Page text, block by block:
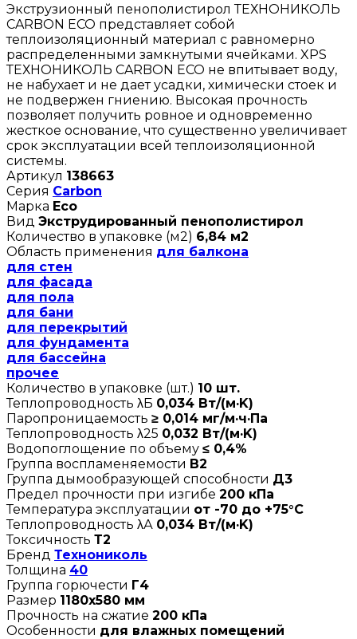
Экструзионный пенополистирол ТЕХНОНИКОЛЬ
CARBON ECO представляет собой
теплоизоляционный материал с равномерно
распределенными замкнутыми ячейками. XPS
ТЕХНОНИКОЛЬ CARBON ECO не впитывает воду,
не набухает и не дает усадки, химически стоек и
не подвержен гниению. Высокая прочность
позволяет получить ровное и одновременно
жесткое основание, что существенно увеличивает
срок эксплуатации всей теплоизоляционной
системы.
Артикул 138663
Серия Carbon
Марка Eco
Вид Экструдированный пенополистирол
Количество в упаковке (м2) 6,84 м2
Область применения для балкона
для стен
для фасада
для пола
для бани
для перекрытий
для фундамента
для бассейна
прочее
Количество в упаковке (шт.) 10 шт.
Теплопроводность λБ 0,034 Вт/(м·K)
Паропроницаемость ≥ 0,014 мг/м·ч·Па
Теплопроводность λ25 0,032 Вт/(м·K)
Водопоглощение по объему ≤ 0,4%
Группа воспламеняемости В2
Группа дымообразующей способности Д3
Предел прочности при изгибе 200 кПа
Температура эксплуатации от -70 до +75°C
Теплопроводность λА 0,034 Вт/(м·K)
Токсичность Т2
Бренд Технониколь
Толщина 40
Группа горючести Г4
Размер 1180х580 мм
Прочность на сжатие 200 кПа
Особенности для влажных помещений